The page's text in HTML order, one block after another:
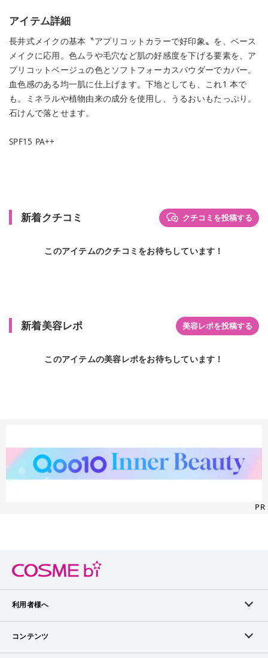
アイテム詳細
長井式メイクの基本〝アプリコットカラーで好印象〟を、ベース
メイクに応用。色ムラや毛穴など肌の好感度を下げる要素を、ア
プリコットベージュの色とソフトフォーカスパウダーでカバー。
血色感のある均一肌に仕上げます。下地としても、これ1 本で
も。ミネラルや植物由来の成分を使用し、うるおいもたっぷり。
石けんで落とせます。
SPF15 PA++
新着クチコミ クチコミを投稿する
このアイテムのクチコミをお待ちしています！
新着美容レポ 美容レポを投稿する
このアイテムの美容レポをお待ちしています！
PR
利用者様へ
メンバーログイン
コンテンツ